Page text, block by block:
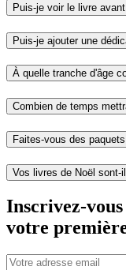
Puis-je voir le livre
Puis-je ajouter une
À quelle tranche d'âge
Combien de temps
Faites-vous des
Vos livres de Noël sont-
Inscrivez-
votre